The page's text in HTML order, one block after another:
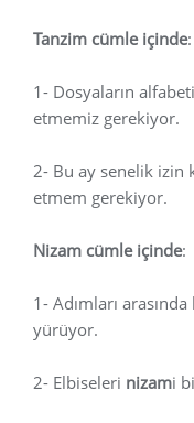
Tanzim cümle içinde:
1- Dosyaların
etmemiz gerekiyor.
2- Bu ay senelik izin
etmem gerekiyor.
Nizam cümle içinde:
1- Adımları
yürüyor.
2- Elbiseleri nizami